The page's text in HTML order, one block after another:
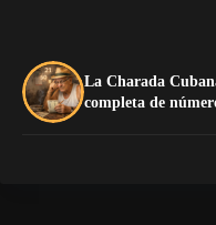
La Charada
completa de